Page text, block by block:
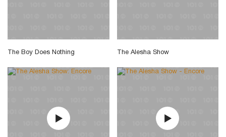
The Boy Does Nothing The Alesha Show